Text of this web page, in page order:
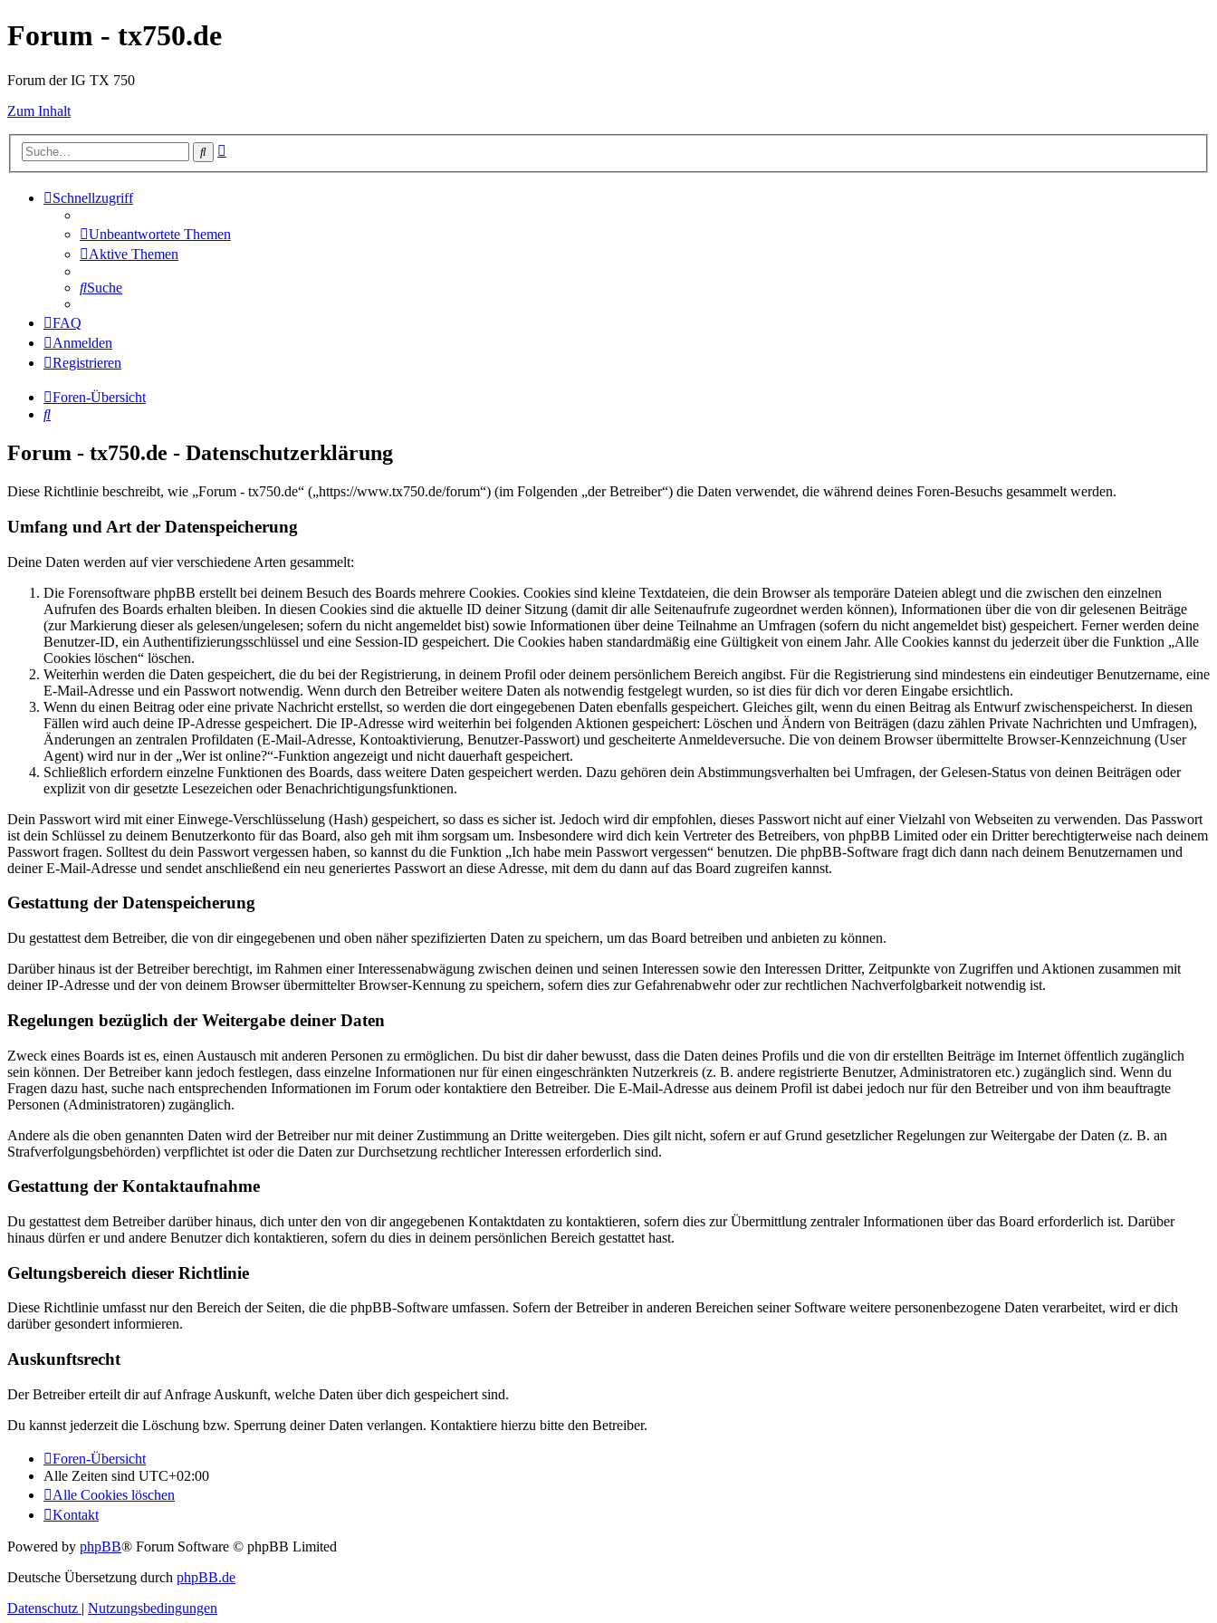
Forum - tx750.de
Forum der IG TX 750
Zum Inhalt
Suche
Schnellzugriff
Unbeantwortete Themen
Aktive Themen
Suche
FAQ
Anmelden
Registrieren
Foren-Übersicht
Suche
Forum - tx750.de - Datenschutzerklärung
Diese Richtlinie beschreibt, wie „Forum - tx750.de“ („https://www.tx750.de/forum“) (im Folgenden „der Betreiber“) die Daten verwendet, die während deines Foren-Besuchs gesammelt werden.
Umfang und Art der Datenspeicherung
Deine Daten werden auf vier verschiedene Arten gesammelt:
Die Forensoftware phpBB erstellt bei deinem Besuch des Boards mehrere Cookies. Cookies sind kleine Textdateien, die dein Browser als temporäre Dateien ablegt und die zwischen den einzelnen
Aufrufen des Boards erhalten bleiben. In diesen Cookies sind die aktuelle ID deiner Sitzung (damit dir alle Seitenaufrufe zugeordnet werden können), Informationen über die von dir gelesenen Beiträge
(zur Markierung dieser als gelesen/ungelesen; sofern du nicht angemeldet bist) sowie Informationen über deine Teilnahme an Umfragen (sofern du nicht angemeldet bist) gespeichert. Ferner werden deine
Benutzer-ID, ein Authentifizierungsschlüssel und eine Session-ID gespeichert. Die Cookies haben standardmäßig eine Gültigkeit von einem Jahr. Alle Cookies kannst du jederzeit über die Funktion „Alle
Cookies löschen“ löschen.
Weiterhin werden die Daten gespeichert, die du bei der Registrierung, in deinem Profil oder deinem persönlichem Bereich angibst. Für die Registrierung sind mindestens ein eindeutiger Benutzername, eine
E-Mail-Adresse und ein Passwort notwendig. Wenn durch den Betreiber weitere Daten als notwendig festgelegt wurden, so ist dies für dich vor deren Eingabe ersichtlich.
Wenn du einen Beitrag oder eine private Nachricht erstellst, so werden die dort eingegebenen Daten ebenfalls gespeichert. Gleiches gilt, wenn du einen Beitrag als Entwurf zwischenspeicherst. In diesen
Fällen wird auch deine IP-Adresse gespeichert. Die IP-Adresse wird weiterhin bei folgenden Aktionen gespeichert: Löschen und Ändern von Beiträgen (dazu zählen Private Nachrichten und Umfragen),
Änderungen an zentralen Profildaten (E-Mail-Adresse, Kontoaktivierung, Benutzer-Passwort) und gescheiterte Anmeldeversuche. Die von deinem Browser übermittelte Browser-Kennzeichnung (User
Agent) wird nur in der „Wer ist online?“-Funktion angezeigt und nicht dauerhaft gespeichert.
Schließlich erfordern einzelne Funktionen des Boards, dass weitere Daten gespeichert werden. Dazu gehören dein Abstimmungsverhalten bei Umfragen, der Gelesen-Status von deinen Beiträgen oder
explizit von dir gesetzte Lesezeichen oder Benachrichtigungsfunktionen.
Dein Passwort wird mit einer Einwege-Verschlüsselung (Hash) gespeichert, so dass es sicher ist. Jedoch wird dir empfohlen, dieses Passwort nicht auf einer Vielzahl von Webseiten zu verwenden. Das Passwort
ist dein Schlüssel zu deinem Benutzerkonto für das Board, also geh mit ihm sorgsam um. Insbesondere wird dich kein Vertreter des Betreibers, von phpBB Limited oder ein Dritter berechtigterweise nach deinem
Passwort fragen. Solltest du dein Passwort vergessen haben, so kannst du die Funktion „Ich habe mein Passwort vergessen“ benutzen. Die phpBB-Software fragt dich dann nach deinem Benutzernamen und
deiner E-Mail-Adresse und sendet anschließend ein neu generiertes Passwort an diese Adresse, mit dem du dann auf das Board zugreifen kannst.
Gestattung der Datenspeicherung
Du gestattest dem Betreiber, die von dir eingegebenen und oben näher spezifizierten Daten zu speichern, um das Board betreiben und anbieten zu können.
Darüber hinaus ist der Betreiber berechtigt, im Rahmen einer Interessenabwägung zwischen deinen und seinen Interessen sowie den Interessen Dritter, Zeitpunkte von Zugriffen und Aktionen zusammen mit
deiner IP-Adresse und der von deinem Browser übermittelter Browser-Kennung zu speichern, sofern dies zur Gefahrenabwehr oder zur rechtlichen Nachverfolgbarkeit notwendig ist.
Regelungen bezüglich der Weitergabe deiner Daten
Zweck eines Boards ist es, einen Austausch mit anderen Personen zu ermöglichen. Du bist dir daher bewusst, dass die Daten deines Profils und die von dir erstellten Beiträge im Internet öffentlich zugänglich
sein können. Der Betreiber kann jedoch festlegen, dass einzelne Informationen nur für einen eingeschränkten Nutzerkreis (z. B. andere registrierte Benutzer, Administratoren etc.) zugänglich sind. Wenn du
Fragen dazu hast, suche nach entsprechenden Informationen im Forum oder kontaktiere den Betreiber. Die E-Mail-Adresse aus deinem Profil ist dabei jedoch nur für den Betreiber und von ihm beauftragte
Personen (Administratoren) zugänglich.
Andere als die oben genannten Daten wird der Betreiber nur mit deiner Zustimmung an Dritte weitergeben. Dies gilt nicht, sofern er auf Grund gesetzlicher Regelungen zur Weitergabe der Daten (z. B. an
Strafverfolgungsbehörden) verpflichtet ist oder die Daten zur Durchsetzung rechtlicher Interessen erforderlich sind.
Gestattung der Kontaktaufnahme
Du gestattest dem Betreiber darüber hinaus, dich unter den von dir angegebenen Kontaktdaten zu kontaktieren, sofern dies zur Übermittlung zentraler Informationen über das Board erforderlich ist. Darüber
hinaus dürfen er und andere Benutzer dich kontaktieren, sofern du dies in deinem persönlichen Bereich gestattet hast.
Geltungsbereich dieser Richtlinie
Diese Richtlinie umfasst nur den Bereich der Seiten, die die phpBB-Software umfassen. Sofern der Betreiber in anderen Bereichen seiner Software weitere personenbezogene Daten verarbeitet, wird er dich
darüber gesondert informieren.
Auskunftsrecht
Der Betreiber erteilt dir auf Anfrage Auskunft, welche Daten über dich gespeichert sind.
Du kannst jederzeit die Löschung bzw. Sperrung deiner Daten verlangen. Kontaktiere hierzu bitte den Betreiber.
Foren-Übersicht
Alle Zeiten sind UTC+02:00
Alle Cookies löschen
Kontakt
Powered by phpBB® Forum Software © phpBB Limited
Deutsche Übersetzung durch phpBB.de
Datenschutz | Nutzungsbedingungen